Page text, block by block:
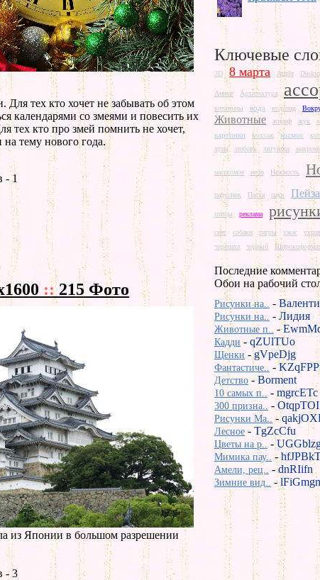
тех кто хочет не забывать об этом
календарями со змеями и повесить их
тех кто про змей помнить не хочет,
тему нового года.
- 1
::215 Фото
из Японии в большом разрешении
- 3
Ключевые
3D 8 марта Apple
Аниме Архитектура
витамины вода водопад
Животные жираф жук
картинки коллаж космос
луна
любовь лягушки
насекомое небо Нежность
парусник Пасха паук
птицы реклама
снег собаки тигры ужас
черепаха
черный
Последние
Обои на рабочий
Рисунки на.. - Валенти
Рисунки на.. - Лидия
Животные п.. -
Кадди - qZUlTUo
Щенки -gVpeDjg
Фантастиче.. -
Детство -Borment
10 самых п.. - mgrcETc
300 призна.. -OtqpTOI
Рисунки Ma.. -
Лесное - TgZcCfu
Цветы на р.. -
Мимика пау.. -
Амели, рец.. -dnRIifn
Зимние вид.. -